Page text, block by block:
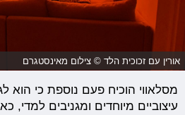
אורין עם זכוכית הלד © צילום מאינסטגרם
מסלאווי הוכיח פעם נוספת כי הוא
עיצוביים מיוחדים ומגניבים למדי,